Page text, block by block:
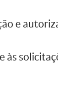
e
às